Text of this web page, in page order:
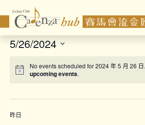
5/26/2024
date.
No events scheduled for 2024 年 5 月 26
upcoming events.
昨日